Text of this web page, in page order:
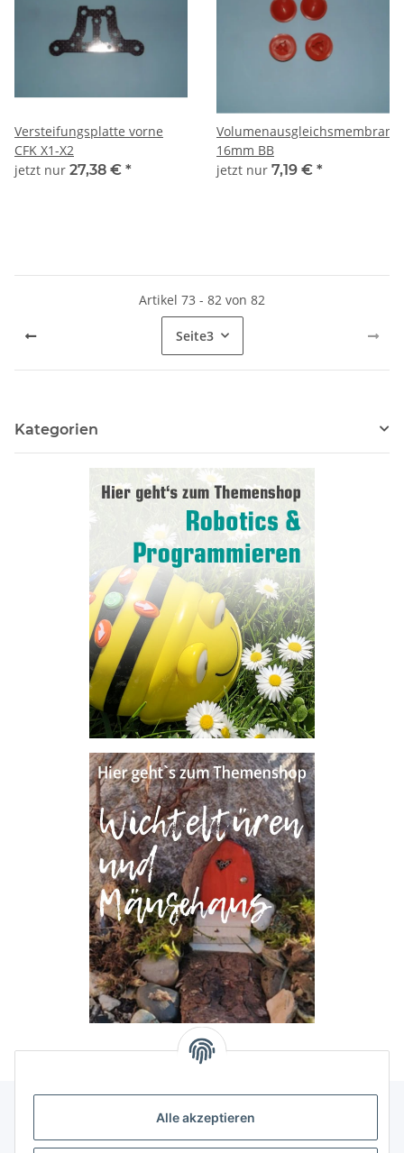
Alle akzeptieren
Versteifungsplatte vorne
CFK X1-X2
jetzt nur 27,38 € *
Volumenausgleichsmembran
16mm BB
jetzt nur 7,19 € *
Artikel 73 - 82 von 82
Seite3
Kategorien
Allgemeine Informationen